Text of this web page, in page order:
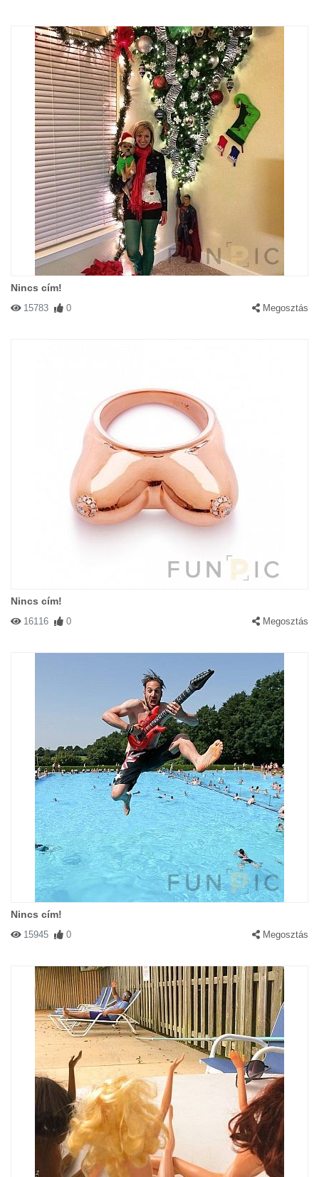
Nincs cím!
15783 0 Megosztás
Nincs cím!
16116 0 Megosztás
Nincs cím!
15945 0 Megosztás